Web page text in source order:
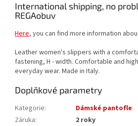
International shipping, no
REGAobuv
Here, you can find more information
Leather women's slippers with a
fastening, H - width. Comfortable and
everyday wear. Made in Italy.
Doplňkové parametry
Kategorie:
Dámské pantofle
Záruka:
2 roky